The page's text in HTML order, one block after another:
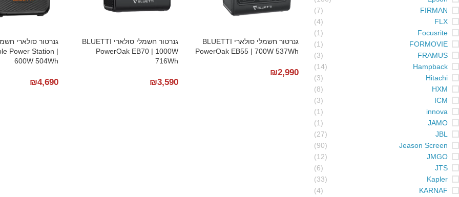
FIRMAN
(7)
FLX
(4)
Focusrite
(1)
FORMOVIE
(1)
FRAMUS
(3)
Hampback
(14)
Hitachi
(3)
HXM
(8)
ICM
(3)
innova
(1)
JAMO
(1)
JBL
(27)
Jeason Screen
(90)
JMGO
(12)
JTS
(6)
Kapler
(33)
KARNAF
(4)
גנרטור חשמלי סולארי BLUETTI
PowerOak EB55 | 700W 537Wh
₪2,990
גנרטור חשמלי סולארי BLUETTI
PowerOak EB70 | 1000W
716Wh
₪3,590
Power Station |
600W 504Wh
₪4,690